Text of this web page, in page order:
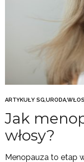
ARTYKUŁY SG,URODA,
Jak
włosy?
Menopauza to etap